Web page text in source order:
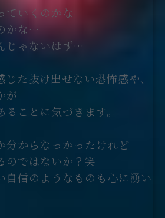
ていくのかな
かな…
じゃないはず…
た抜け出せない恐怖感や、
が
ことに気づきます。
分からなっかったけれど
のではないか？笑
自信のようなものも心に湧い